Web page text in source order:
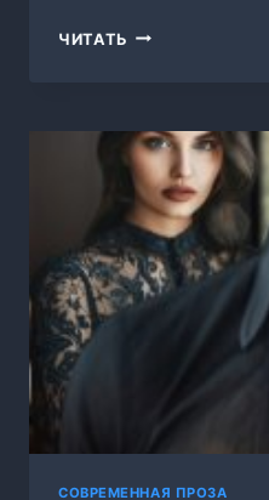
ЧИТАТЬ ДЕНЬ
СОВРЕМЕННАЯ ПРОЗА